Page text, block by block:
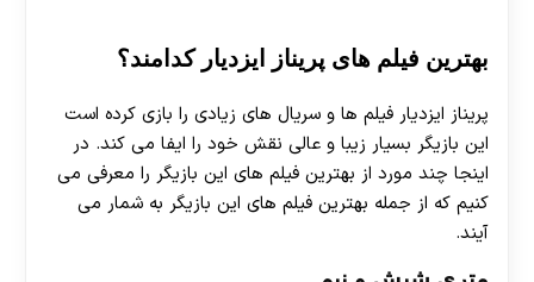
بهترین فیلم های پریناز ایزدیار کدامند؟
پریناز ایزدیار فیلم ها و سریال های زیادی را بازی کرده است
این بازیگر بسیار زیبا و عالی نقش خود را ایفا می کند. در
اینجا چند مورد از بهترین فیلم های این بازیگر را معرفی می
کنیم که از جمله بهترین فیلم های این بازیگر به شمار می
آیند.